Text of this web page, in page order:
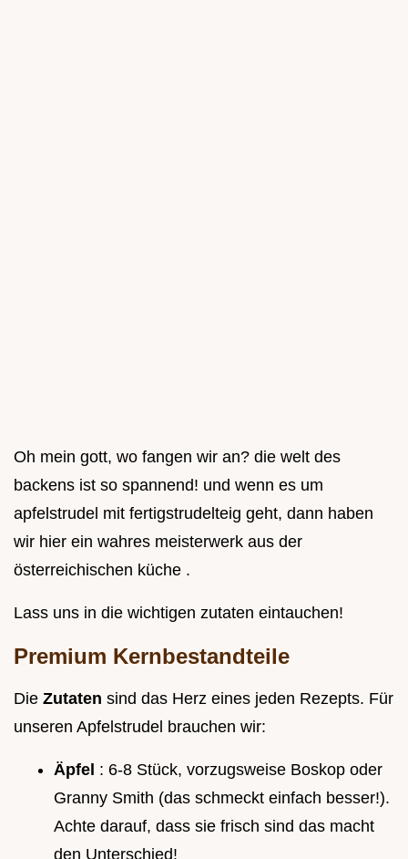
Oh mein gott, wo fangen wir an? die welt des
backens ist so spannend! und wenn es um
apfelstrudel mit fertigstrudelteig geht, dann haben
wir hier ein wahres meisterwerk aus der
österreichischen küche .
Lass uns in die wichtigen zutaten eintauchen!
Premium Kernbestandteile
Die Zutaten sind das Herz eines jeden Rezepts. Für
unseren Apfelstrudel brauchen wir:
Äpfel : 6-8 Stück, vorzugsweise Boskop oder
Granny Smith (das schmeckt einfach besser!).
Achte darauf, dass sie frisch sind das macht
den Unterschied!